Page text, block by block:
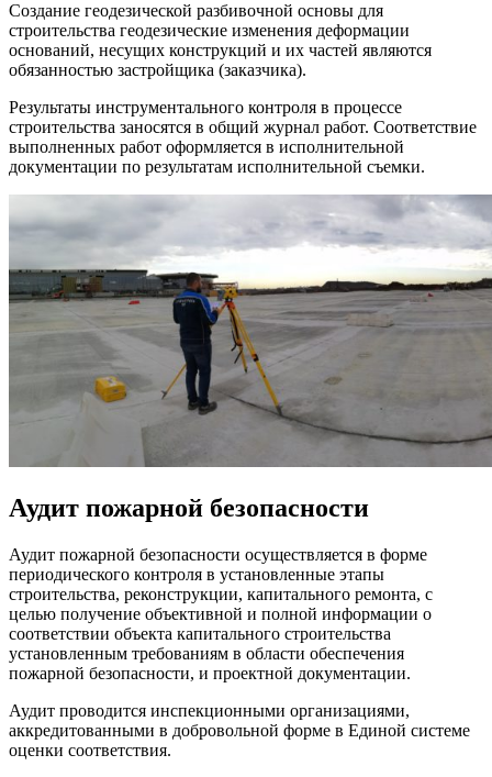
Создание геодезической разбивочной основы для
строительства геодезические изменения деформации
оснований, несущих конструкций и их частей являются
обязанностью застройщика (заказчика).
Результаты инструментального контроля в процессе
строительства заносятся в общий журнал работ. Соответствие
выполненных работ оформляется в исполнительной
документации по результатам исполнительной съемки.
Аудит пожарной безопасности
Аудит пожарной безопасности осуществляется в форме
периодического контроля в установленные этапы
строительства, реконструкции, капитального ремонта, с
целью получение объективной и полной информации о
соответствии объекта капитального строительства
установленным требованиям в области обеспечения
пожарной безопасности, и проектной документации.
Аудит проводится инспекционными организациями,
аккредитованными в добровольной форме в Единой системе
оценки соответствия.